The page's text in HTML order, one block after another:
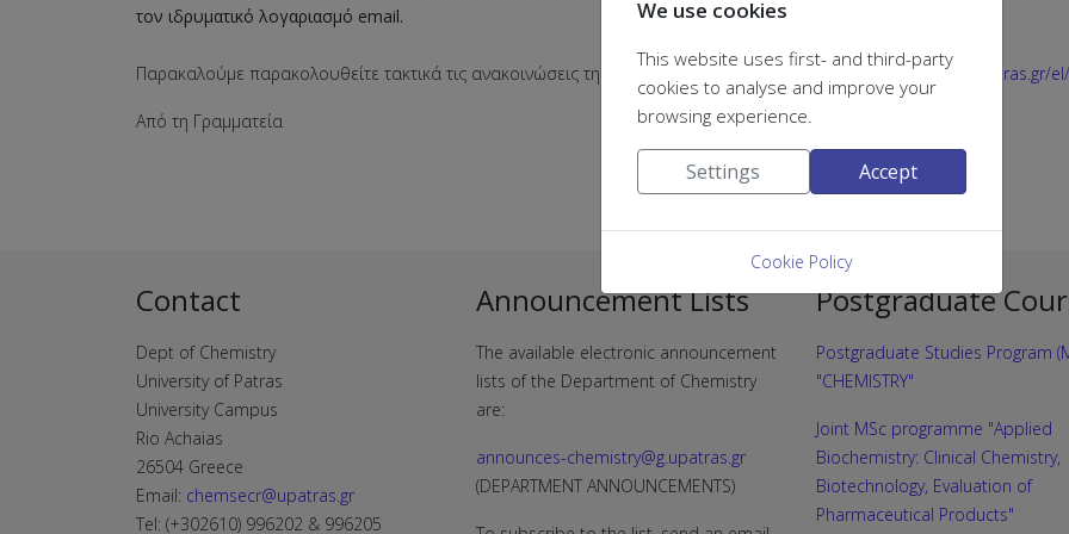
τον ιδρυματικό λογαριασμό email.
Παρακαλούμε παρακολουθείτε τακτικά τις ανακοινώσεις της Γραμματείας στον Ιστότοποhttp://www.chem.upatras.gr/el/
Από τη Γραμματεία
Contact
Dept of Chemistry
University of Patras
University Campus
Rio Achaias
26504 Greece
Email: chemsecr@upatras.gr
Tel: (+302610) 996202 & 996205
Announcement Lists
The available electronic announcement
lists of the Department of Chemistry
are:
announces-chemistry@g.upatras.gr
(DEPARTMENT ANNOUNCEMENTS)
Postgraduate
Postgraduate Studies Program
"CHEMISTRY"
Joint MSc programme "Applied
Biochemistry: Clinical Chemistry,
Biotechnology, Evaluation of
Pharmaceutical Products"
We use cookies
This website uses first- and third-party
cookies to analyse and improve your
browsing experience.
Settings Accept
Cookie Policy